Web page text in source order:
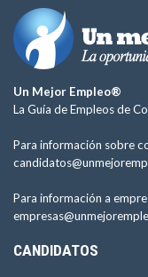
Un Mejor Empleo®
La Guía de Empleos de
Para información sobre
Para información a
CANDIDATOS